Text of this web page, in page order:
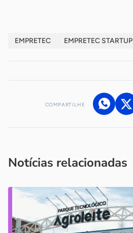
EMPRETEC EMPRETEC STARTUP
COMPARTILHE
Notícias relacionadas